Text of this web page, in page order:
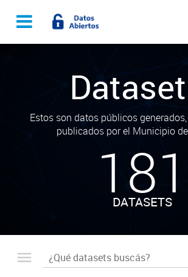
Estos son datos públicos
publicados por el Municipio
181
DATASETS